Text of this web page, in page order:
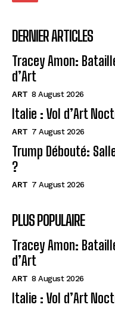
DERNIER ARTICLES
Tracey Amon:
d’Art
ART 8 August 2026
Italie : Vol d’Art
ART 7 August 2026
Trump Débouté:
?
ART 7 August 2026
PLUS POPULAIRE
Tracey Amon:
d’Art
ART 8 August 2026
Italie : Vol d’Art